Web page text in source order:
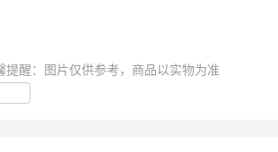
提醒：图片仅供参考，商品以实物为准